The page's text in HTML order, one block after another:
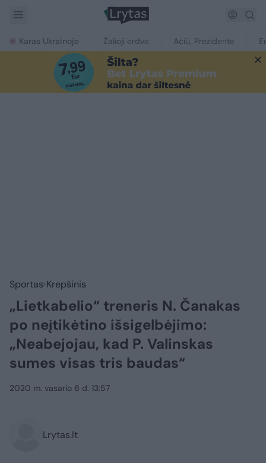
Karas Ukrainoje Žalioji erdvė Ačiū, Prezidente
Sportas Krepšinis
„Lietkabelio“ treneris N. Čanakas
po neįtikėtino išsigelbėjimo:
„Neabejojau, kad P. Valinskas
sumes visas tris baudas“
2020 m. vasario 6 d. 13:57
Lrytas.lt